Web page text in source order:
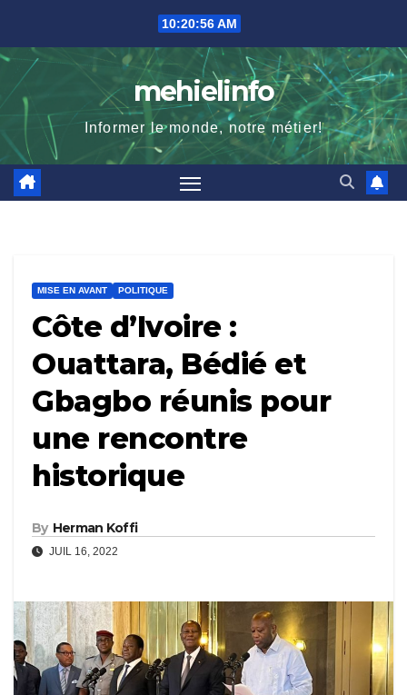
content
10:20:57 AM
mehielinfo
Informer le monde, notre métier!
MISE EN AVANT POLITIQUE
Côte d’Ivoire :
Ouattara, Bédié et
Gbagbo réunis pour
une rencontre
historique
By Herman Koffi
JUIL 16, 2022